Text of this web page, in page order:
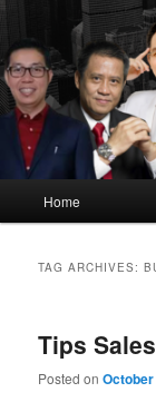
Home
TAG ARCHIVES:
Tips
Posted on